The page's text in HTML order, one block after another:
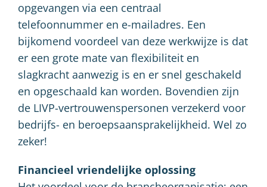
opgevangen via een centraal
telefoonnummer en e-mailadres. Een
bijkomend voordeel van deze werkwijze is dat
er een grote mate van flexibiliteit en
slagkracht aanwezig is en er snel geschakeld
en opgeschaald kan worden. Bovendien zijn
de LIVP-vertrouwenspersonen verzekerd voor
bedrijfs- en beroepsaansprakelijkheid. Wel zo
zeker!
Financieel vriendelijke oplossing